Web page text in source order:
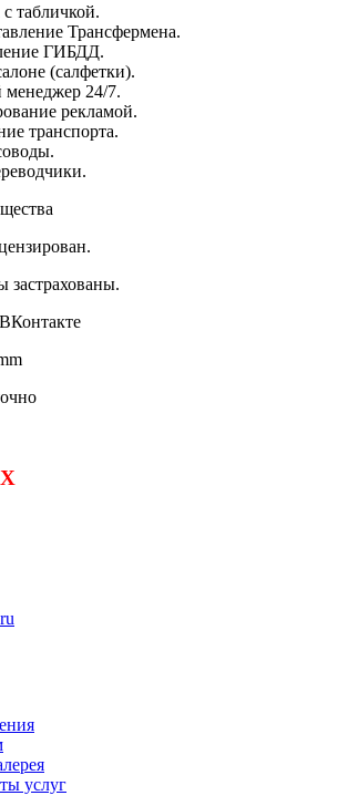
табличкой.
Трансфермена.
ГИБДД.
(салфетки).
24/7.
рекламой.
транспорта.
услуг